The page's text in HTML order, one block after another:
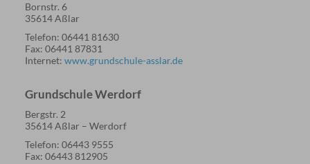
Bornstr. 6
35614 Aßlar
Telefon: 06441 81630
Fax: 06441 87831
Internet: www.grundschule-asslar.de
Grundschule Werdorf
Bergstr. 2
35614 Aßlar – Werdorf
Telefon: 06443 9555
Fax: 06443 812905